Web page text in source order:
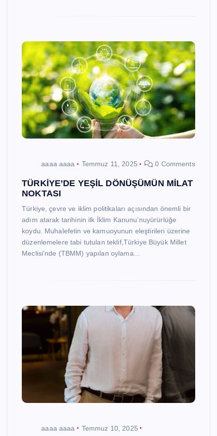
aaaa aaaa Temmuz 11, 2025 0 Comments
TÜRKİYE’DE YEŞİL DÖNÜŞÜMÜN MİLAT
NOKTASI
Türkiye, çevre ve iklim politikaları açısından önemli bir
adım atarak tarihinin ilk İklim Kanunu’nuyürürlüğe
koydu. Muhalefetin ve kamuoyunun eleştirileri üzerine
düzenlemelere tabi tutulan teklif,Türkiye Büyük Millet
Meclisi’nde (TBMM) yapılan oylama…
aaaa aaaa
Temmuz 10, 2025